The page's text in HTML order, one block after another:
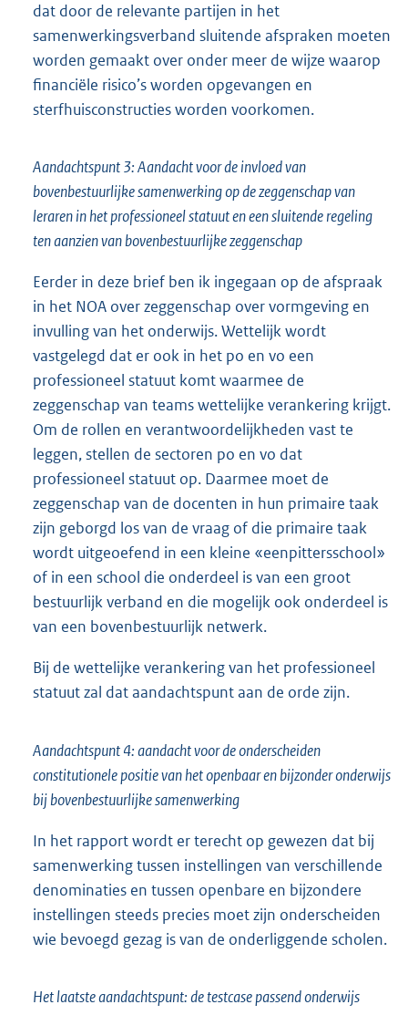
dat door de relevante partijen in het
samenwerkingsverband sluitende afspraken moeten
worden gemaakt over onder meer de wijze waarop
financiële risico’s worden opgevangen en
sterfhuisconstructies worden voorkomen.
Aandachtspunt 3: Aandacht voor de invloed van
bovenbestuurlijke samenwerking op de zeggenschap van
leraren in het professioneel statuut en een sluitende regeling
ten aanzien van bovenbestuurlijke zeggenschap
Eerder in deze brief ben ik ingegaan op de afspraak
in het NOA over zeggenschap over vormgeving en
invulling van het onderwijs. Wettelijk wordt
vastgelegd dat er ook in het po en vo een
professioneel statuut komt waarmee de
zeggenschap van teams wettelijke verankering krijgt.
Om de rollen en verantwoordelijkheden vast te
leggen, stellen de sectoren po en vo dat
professioneel statuut op. Daarmee moet de
zeggenschap van de docenten in hun primaire taak
zijn geborgd los van de vraag of die primaire taak
wordt uitgeoefend in een kleine «eenpittersschool»
of in een school die onderdeel is van een groot
bestuurlijk verband en die mogelijk ook onderdeel is
van een bovenbestuurlijk netwerk.
Bij de wettelijke verankering van het professioneel
statuut zal dat aandachtspunt aan de orde zijn.
Aandachtspunt 4: aandacht voor de onderscheiden
constitutionele positie van het openbaar en bijzonder onderwijs
bij bovenbestuurlijke samenwerking
In het rapport wordt er terecht op gewezen dat bij
samenwerking tussen instellingen van verschillende
denominaties en tussen openbare en bijzondere
instellingen steeds precies moet zijn onderscheiden
wie bevoegd gezag is van de onderliggende scholen.
Het laatste aandachtspunt: de testcase passend onderwijs